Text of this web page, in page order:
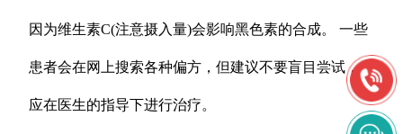
因为维生素C(注意摄入量)会影响黑色素的合成。 一些
患者会在网上搜索各种偏方，但建议不要盲目尝试，
应在医生的指导下进行治疗。